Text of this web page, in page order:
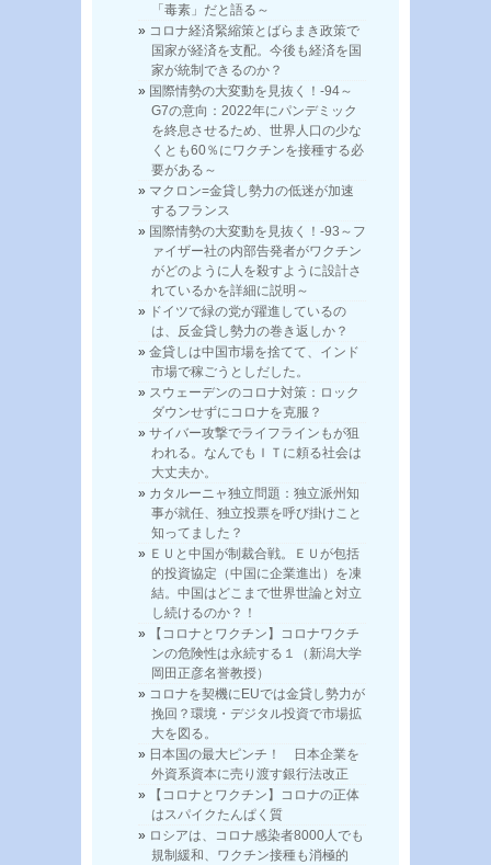
「毒素」だと語る～
コロナ経済緊縮策とばらまき政策で
国家が経済を支配。今後も経済を国
家が統制できるのか？
国際情勢の大変動を見抜く！-94～
G7の意向：2022年にパンデミック
を終息させるため、世界人口の少な
くとも60％にワクチンを接種する必
要がある～
マクロン=金貸し勢力の低迷が加速
するフランス
国際情勢の大変動を見抜く！-93～フ
ァイザー社の内部告発者がワクチン
がどのように人を殺すように設計さ
れているかを詳細に説明～
ドイツで緑の党が躍進しているの
は、反金貸し勢力の巻き返しか？
金貸しは中国市場を捨てて、インド
市場で稼ごうとしだした。
スウェーデンのコロナ対策：ロック
ダウンせずにコロナを克服？
サイバー攻撃でライフラインもが狙
われる。なんでもＩＴに頼る社会は
大丈夫か。
カタルーニャ独立問題：独立派州知
事が就任、独立投票を呼び掛けこと
知ってました？
ＥＵと中国が制裁合戦。ＥＵが包括
的投資協定（中国に企業進出）を凍
結。中国はどこまで世界世論と対立
し続けるのか？！
【コロナとワクチン】コロナワクチ
ンの危険性は永続する１（新潟大学
岡田正彦名誉教授）
コロナを契機にEUでは金貸し勢力が
挽回？環境・デジタル投資で市場拡
大を図る。
日本国の最大ピンチ！ 日本企業を
外資系資本に売り渡す銀行法改正
【コロナとワクチン】コロナの正体
はスパイクたんぱく質
ロシアは、コロナ感染者8000人でも
規制緩和、ワクチン接種も消極的